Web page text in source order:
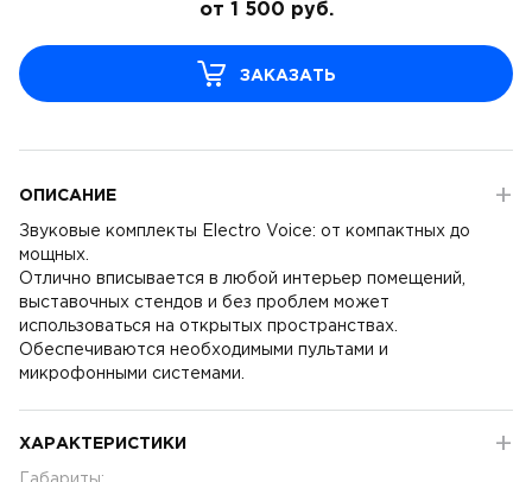
от 1 500 руб.
ЗАКАЗАТЬ
ОПИСАНИЕ
Звуковые комплекты Electro Voice: от компактных до
мощных.
Отлично вписывается в любой интерьер помещений,
выставочных стендов и без проблем может
использоваться на открытых пространствах.
Обеспечиваются необходимыми пультами и
микрофонными системами.
ХАРАКТЕРИСТИКИ